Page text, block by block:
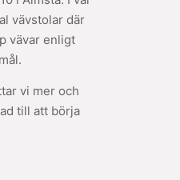
vävstolar där
vävar enligt
vi mer och
till att börja